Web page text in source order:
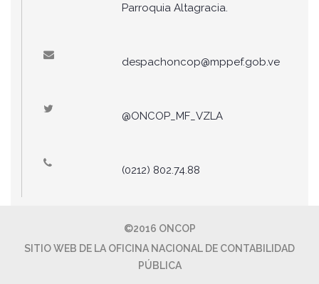
Parroquia Altagracia.
despachoncop@mppef.gob.ve
@ONCOP_MF_VZLA
(0212) 802.74.88
©2016 ONCOP
SITIO WEB DE LA OFICINA NACIONAL DE CONTABILIDAD
PÚBLICA